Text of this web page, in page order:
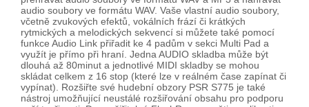
audio soubory ve formátu WAV. Vaše vlastní audio soubory,
včetně zvukových efektů, vokálních frází či krátkých
rytmických a melodických sekvencí si můžete také pomocí
funkce Audio Link přiřadit ke 4 padům v sekci Multi Pad a
využít je přímo při hraní. Jedna AUDIO skladba může být
dlouhá až 80minut a jednotlivé MIDI skladby se mohou
skládat celkem z 16 stop (které lze v reálném čase zapínat či
vypínat). Rozšiřte své hudební obzory PSR S775 je také
nástroj umožňující neustálé rozšiřování obsahu pro podporu